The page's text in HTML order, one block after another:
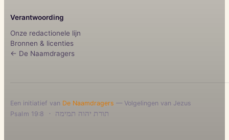
Verantwoording
Onze redactionele lijn
Bronnen & licenties
← De Naamdragers
Een initiatief van De Naamdragers — Volgelingen van Jezus
תורת יהוה תמימה ·
Psalm 19:8